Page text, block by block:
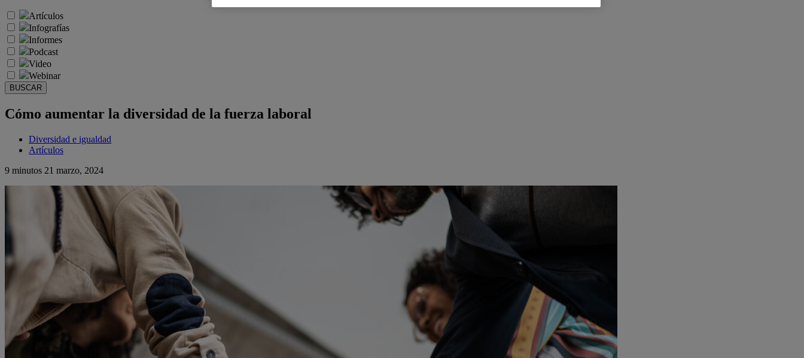
Artículos
Infografías
Informes
Podcast
Video
Webinar
BUSCAR
Cómo aumentar la diversidad de la fuerza laboral
Diversidad e igualdad
Artículos
9 minutos 21 marzo, 2024